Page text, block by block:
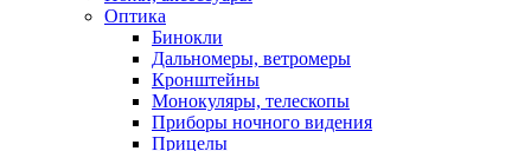
Оптика
Бинокли
Дальномеры, ветромеры
Кронштейны
Монокуляры, телескопы
Приборы ночного видения
Прицелы